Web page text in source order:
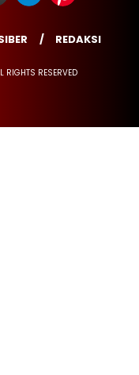
REDAKSI
RESERVED